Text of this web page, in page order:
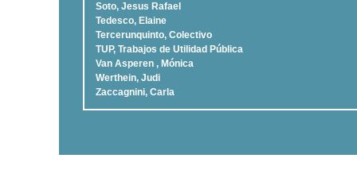
Soto, Jesus Rafael
Tedesco, Elaine
Tercerunquinto, Colectivo
TUP, Trabajos de Utilidad Pública
Van Asperen , Mónica
Werthein, Judi
Zaccagnini, Carla